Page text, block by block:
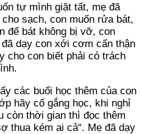
tự mình giặt tất, mẹ đã
sạch, con muốn rửa bát,
để bát không bị vỡ, con
dạy con xới cơm cẩn thận
cho con biết phải có trách
các buổi học thêm của con
hãy cố gắng học, khi nghỉ
còn thời gian thì đọc thêm
thua kém ai cả“. Mẹ đã dạy